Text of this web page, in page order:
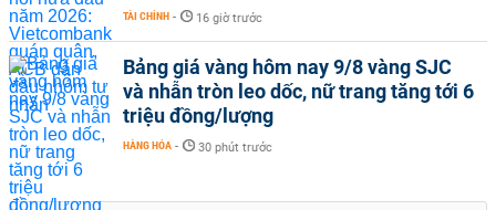
TÀI CHÍNH - 16 giờ trước
Bảng giá vàng hôm nay 9/8 vàng SJC
và nhẫn tròn leo dốc, nữ trang tăng tới 6
triệu đồng/lượng
HÀNG HÓA - 30 phút trước